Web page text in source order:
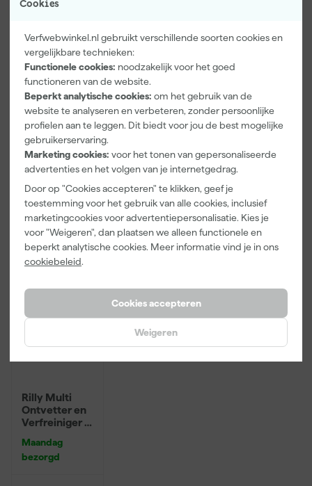
Cookies
Verfwebwinkel.nl gebruikt verschillende soorten cookies en
vergelijkbare technieken:
Functionele cookies: noodzakelijk voor het goed
functioneren van de website.
Beperkt analytische cookies: om het gebruik van de
website te analyseren en verbeteren, zonder persoonlijke
profielen aan te leggen. Dit biedt voor jou de best mogelijke
gebruikerservaring.
Marketing cookies: voor het tonen van gepersonaliseerde
advertenties en het volgen van je internetgedrag.
Door op "Cookies accepteren" te klikken, geef je
toestemming voor het gebruik van alle cookies, inclusief
marketingcookies voor advertentiepersonalisatie. Kies je
voor "Weigeren", dan plaatsen we alleen functionele en
beperkt analytische cookies. Meer informatie vind je in ons
cookiebeleid.
Cookies accepteren
Weigeren
Paintura
Lucamax
50mx24mm
Maandag
bezorgd
3,99
incl. BTW
Go!Paint
Economy S
10cm Roller -
inzetbakken
bezorgd
2,99
incl. BTW
Anza PRO
Muurverfset
MICMEX set
6-delig
bezorgd
19 ,95
incl. BTW
Onze Top 10
Rilly Multi
Ontvetter en
Verfreiniger –
Maandag
bezorgd